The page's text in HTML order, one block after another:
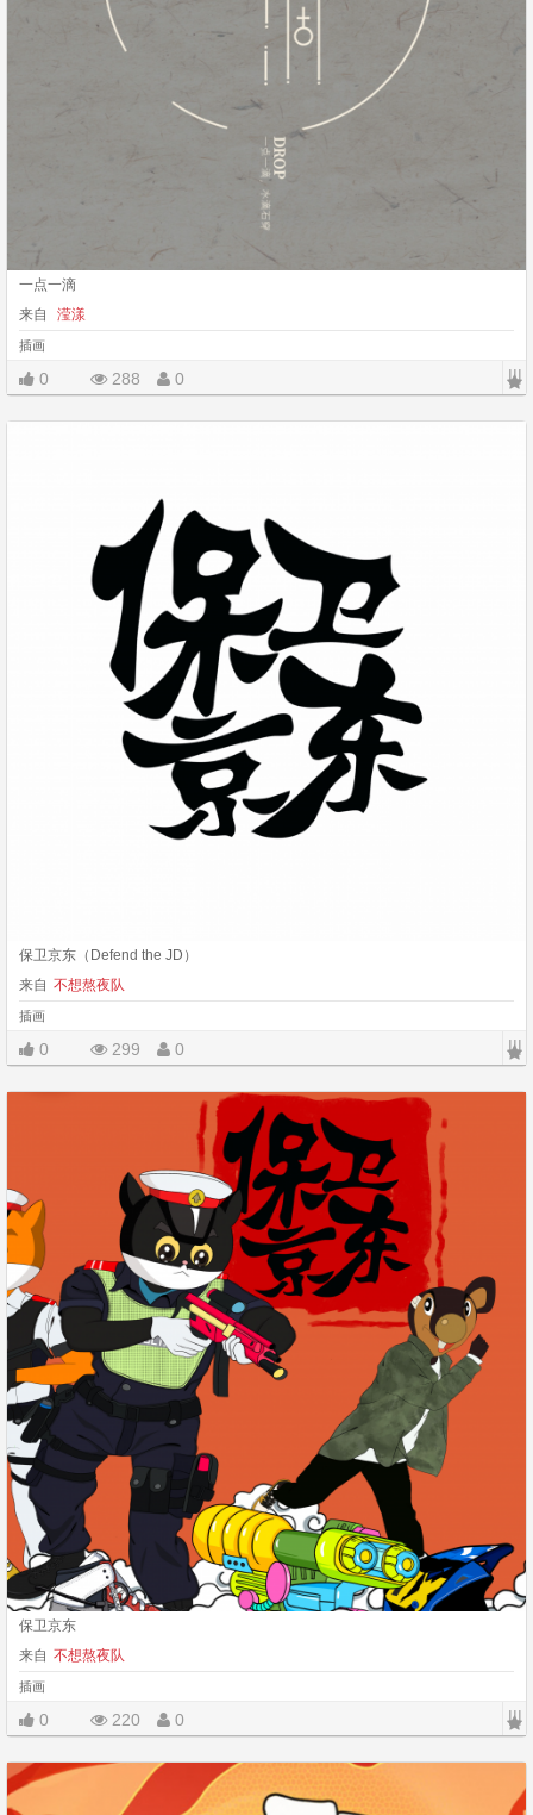
一点一滴
来自
滢漾
插画
0 288 0 |||
保卫京东（Defend the JD）
来自 不想熬夜队
插画
0 299 0 |||
保卫京东
来自 不想熬夜队
插画
0 220 0 |||